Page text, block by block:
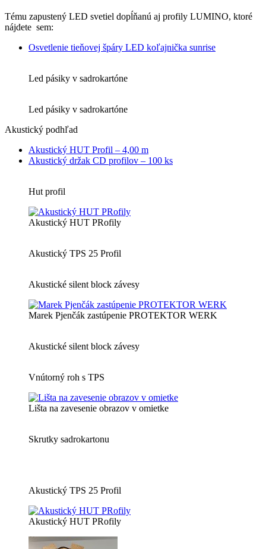
Tému zapustený LED svetiel dopĺňanú aj profily LUMINO, ktoré
nájdete sem:
Osvetlenie tieňovej špáry LED koľajnička sunrise
Led pásiky v sadrokartóne
Led pásiky v sadrokartóne
Akustický podhľad
Akustický HUT Profil – 4,00 m
Akustický držak CD profilov – 100 ks
Hut profil
Akustický HUT PRofily
Akustický TPS 25 Profil
Akustické silent block závesy
Marek Pjenčák zastúpenie PROTEKTOR WERK
Akustické silent block závesy
Vnútorný roh s TPS
Lišta na zavesenie obrazov v omietke
Skrutky sadrokartonu
Akustický TPS 25 Profil
Akustický HUT PRofily